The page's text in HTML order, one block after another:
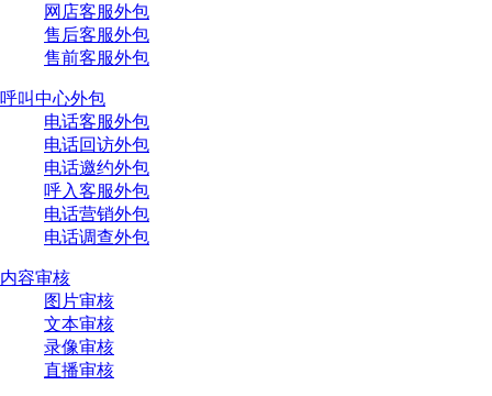
网店客服外包
售后客服外包
售前客服外包
呼叫中心外包
电话客服外包
电话回访外包
电话邀约外包
呼入客服外包
电话营销外包
电话调查外包
内容审核
图片审核
文本审核
录像审核
直播审核